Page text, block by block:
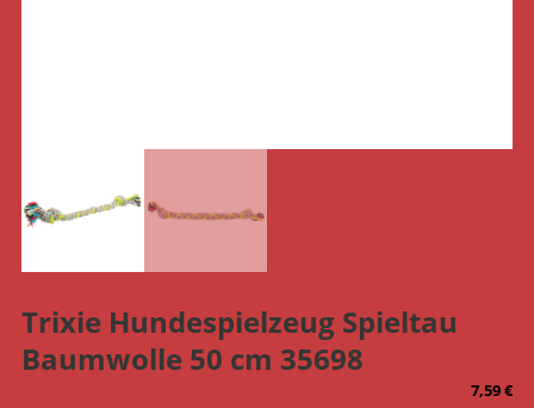
Trixie Hundespielzeug Spieltau
Baumwolle 50 cm 35698
7,59€